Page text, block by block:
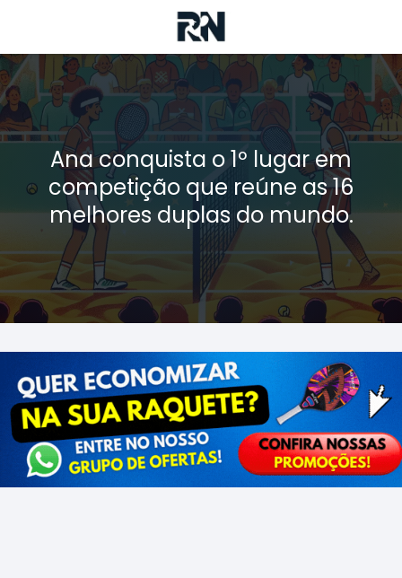
Ana conquista o 1º lugar em
competição que reúne as 16
melhores duplas do mundo.